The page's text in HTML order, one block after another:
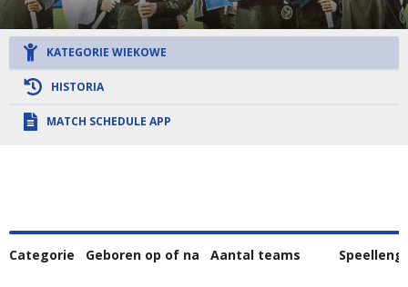
KATEGORIE WIEKOWE
HISTORIA
MATCH SCHEDULE APP
Categorie Geboren op of na Aantal teams